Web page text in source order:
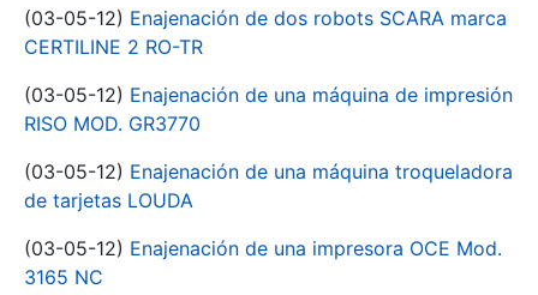
(03-05-12) Enajenación de dos robots SCARA marca
CERTILINE 2 RO-TR
(03-05-12) Enajenación de una máquina de impresión
RISO MOD. GR3770
(03-05-12) Enajenación de una máquina troqueladora
de tarjetas LOUDA
(03-05-12) Enajenación de una impresora OCE Mod.
3165 NC